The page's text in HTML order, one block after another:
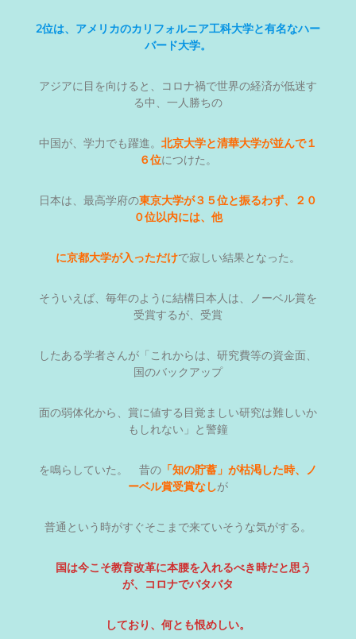
2位は、アメリカのカリフォルニア工科大学と有名なハー
バード大学。
アジアに目を向けると、コロナ禍で世界の経済が低迷す
る中、一人勝ちの
中国が、学力でも躍進。 北京大学と清華大学が並んで１
６位につけた。
日本は、最高学府の東京大学が３５位と振るわず、２０
０位以内には、他
に京都大学が入っただけで寂しい結果となった。
そういえば、毎年のように結構日本人は、ノーベル賞を
受賞するが、受賞
したある学者さんが「これからは、研究費等の資金面、
国のバックアップ
面の弱体化から、賞に値する目覚ましい研究は難しいか
もしれない」と警鐘
を鳴らしていた。 昔の「知の貯蓄」が枯渇した時、ノ
ーベル賞受賞なしが
普通という時がすぐそこまで来ていそうな気がする。
国は今こそ教育改革に本腰を入れるべき時だと思う
が、コロナでバタバタ
しており、何とも恨めしい。